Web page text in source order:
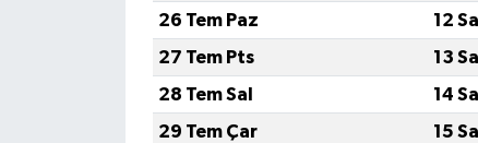
26 Tem Paz
12
27 Tem Pts
13
28 Tem Sal
14
29 Tem Çar
15